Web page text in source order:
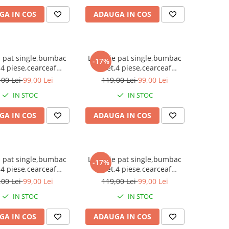
IN COS ADAUGA IN COS
pat single,bumbac
piese,cearceaf
traditional cu
Lei99,00 Lei
IN STOC
IN COS
-17%
Lenjerie pat single,bumbac
finet,4 piese,cearceaf
normal,motiv traditional cu
119,00 Lei99,00 Lei
IN STOC
ADAUGA IN COS
pat single,bumbac
piese,cearceaf
traditional rosu
Lei99,00 Lei
IN STOC
IN COS
-17%
Lenjerie pat single,bumbac
finet,4 piese,cearceaf
normal,motiv traditional cu
119,00 Lei99,00 Lei
IN STOC
ADAUGA IN COS